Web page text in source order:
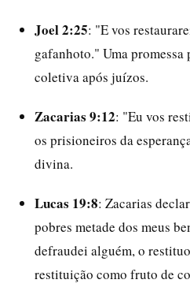
Joel 2:25: "E vos
gafanhoto." Uma
coletiva após juízos.
Zacarias 9:12: "Eu vos
os prisioneiros da
divina.
Lucas 19:8: Zacarias
pobres metade dos meus
defraudei alguém, o
restituição como fruto de